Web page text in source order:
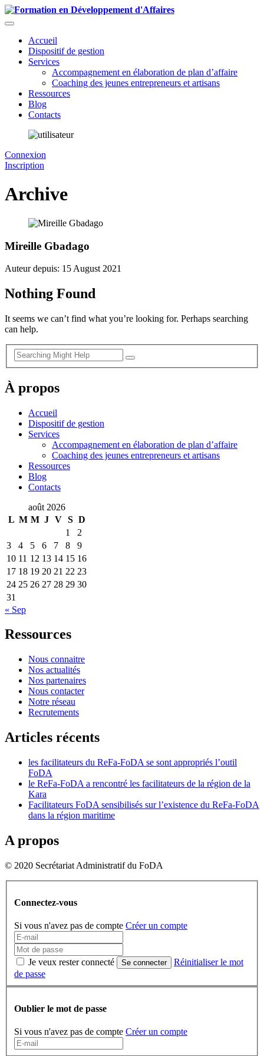
Accueil
Dispositif de gestion
Services
Accompagnement en élaboration de plan d’affaire
Coaching des jeunes entrepreneurs et artisans
Ressources
Blog
Contacts
Connexion
Inscription
Archive
Mireille Gbadago
Auteur depuis: 15 August 2021
Nothing Found
It seems we can’t find what you’re looking for. Perhaps searching
can help.
À propos
Accueil
Dispositif de gestion
Services
Accompagnement en élaboration de plan d’affaire
Coaching des jeunes entrepreneurs et artisans
Ressources
Blog
Contacts
août 2026
L M M J V S D
1
2
3
4 5 6 7 8
9
10 11 12 13 14 15 16
17 18 19 20 21 22 23
24 25 26 27 28 29 30
31
« Sep
Ressources
Nous connaitre
Nos actualités
Nos partenaires
Nous contacter
Notre réseau
Recrutements
Articles récents
les facilitateurs du ReFa-FoDA se sont appropriés l’outil
FoDA
le ReFa-FoDA a rencontré les facilitateurs de la région de la
Kara
Facilitateurs FoDA sensibilisés sur l’existence du ReFa-FoDA
dans la région maritime
A propos
© 2020 Secrétariat Administratif du FoDA
Connectez-vous
Si vous n'avez pas de compte Créer un compte
Je veux rester connecté Se connecter
Réinitialiser le mot
de passe
Oublier le mot de passe
Si vous n'avez pas de compte Créer un compte